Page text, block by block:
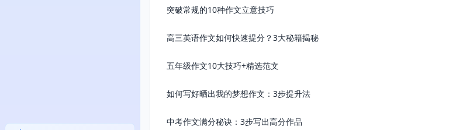
突破常规的10种作文立意技巧
高三英语作文如何快速提分？3大秘籍揭秘
五年级作文10大技巧+精选范文
如何写好晒出我的梦想作文：3步提升法
中考作文满分秘诀：3步写出高分作品